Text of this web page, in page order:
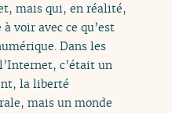
mais qui, en réalité,
voir avec ce qu’est
Dans les
c’était un
la liberté
mais un monde